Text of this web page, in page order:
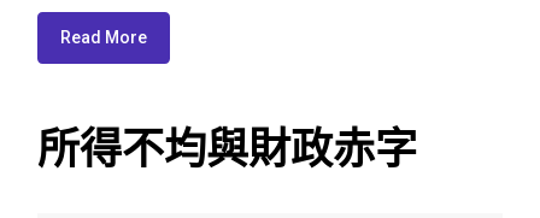
Read More
所得不均與財政赤字